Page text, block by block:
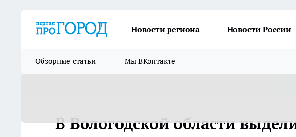
Новости региона Новости России
Обзорные статьи Мы ВКонтакте
В Вологодской области